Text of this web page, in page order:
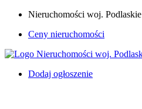
Nieruchomości woj. Podlaskie
Ceny nieruchomości
Dodaj ogłoszenie